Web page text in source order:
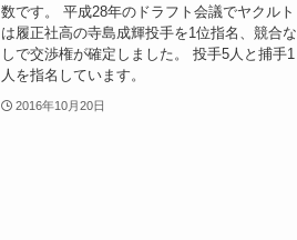
数です。 平成28年のドラフト会議でヤクルト
は履正社高の寺島成輝投手を1位指名、競合な
しで交渉権が確定しました。 投手5人と捕手1
人を指名しています。
2016年10月20日